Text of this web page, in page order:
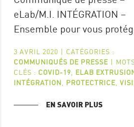
eLab/M.I. INTÉGRATION –
Ensemble pour vous
3 AVRIL 2020 | CATÉGORIES :
COMMUNIQUÉS DE PRESSE |
CLÉS : COVID-19 ELAB
INTÉGRATION
PROTECTRICE,
EN SAVOIR PLUS